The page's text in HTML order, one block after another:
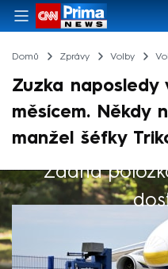
Domů Zprávy Volby
Zuzka naposledy
měsícem. Někdy
manžel šéfky
Žádná
Výběr redakce